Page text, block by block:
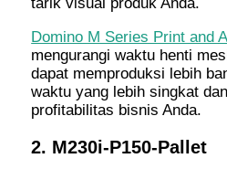
Domino M Series Print and
mengurangi waktu henti
dapat memproduksi lebih
waktu yang lebih singkat
profitabilitas bisnis Anda.
2. M230i-P150-Pallet